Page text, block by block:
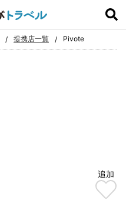
提携店一覧 Pivote
追加